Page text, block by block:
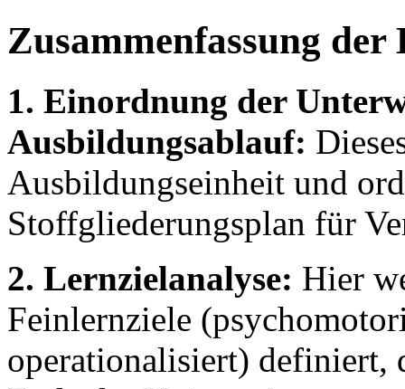
Zusammenfassung der
1. Einordnung der
Ausbildungsablauf:
Ausbildungseinheit und
Stoffgliederungsplan für
2. Lernzielanalyse: Hier
Feinlernziele
operationalisiert) definiert,